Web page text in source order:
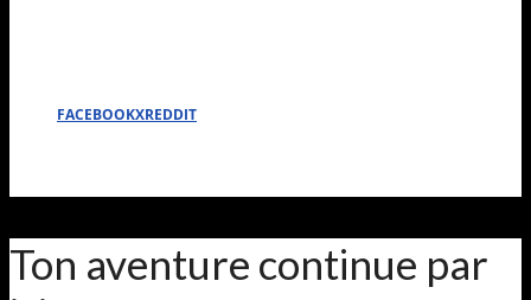
FACEBOOKXREDDIT
Ton aventure continue par